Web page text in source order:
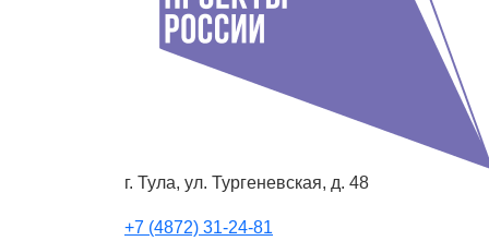
г. Тула, ул. Тургеневская, д. 48
+7 (4872) 31-24-81